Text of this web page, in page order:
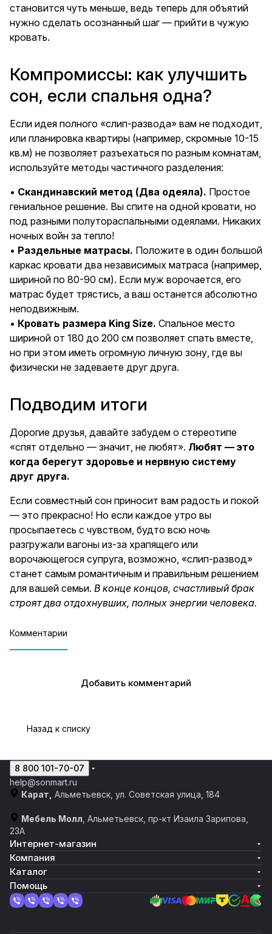
становится чуть меньше, ведь теперь для объятий
нужно сделать осознанный шаг — прийти в чужую
кровать.
Компромиссы: как улучшить
сон, если спальня одна?
Если идея полного «слип-развода» вам не подходит,
или планировка квартиры (например, скромные 10-15
кв.м) не позволяет разъехаться по разным комнатам,
используйте методы частичного разделения:
• Скандинавский метод (Два одеяла). Простое
гениальное решение. Вы спите на одной кровати, но
под разными полутораспальными одеялами. Никаких
ночных войн за тепло!
• Раздельные матрасы. Положите в один большой
каркас кровати два независимых матраса (например,
шириной по 80-90 см). Если муж ворочается, его
матрас будет трястись, а ваш останется абсолютно
неподвижным.
• Кровать размера King Size. Спальное место
шириной от 180 до 200 см позволяет спать вместе,
но при этом иметь огромную личную зону, где вы
физически не задеваете друг друга.
Подводим итоги
Дорогие друзья, давайте забудем о стереотипе
«спят отдельно — значит, не любят». Любят — это
когда берегут здоровье и нервную систему
друг друга.
Если совместный сон приносит вам радость и покой
— это прекрасно! Но если каждое утро вы
просыпаетесь с чувством, будто всю ночь
разгружали вагоны из-за храпящего или
ворочающегося супруга, возможно, «слип-развод»
станет самым романтичным и правильным решением
для вашей семьи. В конце концов, счастливый брак
строят два отдохнувших, полных энергии человека.
Комментарии
Добавить комментарий
Назад к списку
8 800 101-70-07
help@sonmart.ru
Карат, Альметьевск, ул. Советская улица, 184
Мебель Молл , Альметьевск, пр-кт Изаила Зарипова,
23А
Интернет-магазин
Компания
Каталог
Помощь